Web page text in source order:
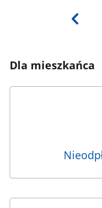
Dla mieszkańca